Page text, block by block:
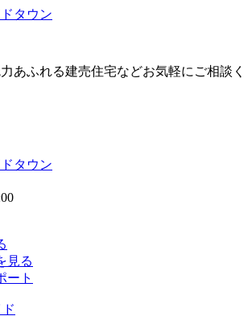
あふれる建売住宅などお気軽にご相談く
見る
ート